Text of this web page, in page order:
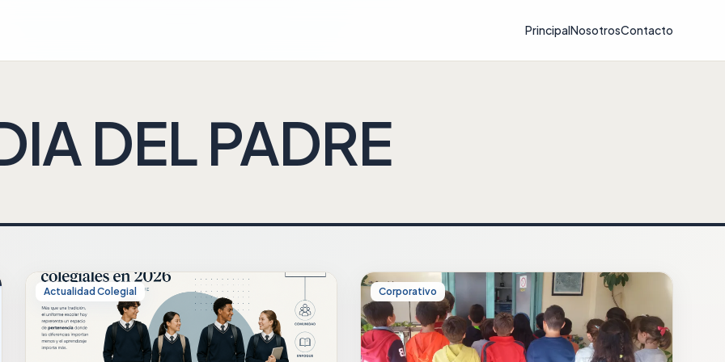
PrincipalNosotrosContacto
DEL PADRE
Actualidad Colegial Corporativo